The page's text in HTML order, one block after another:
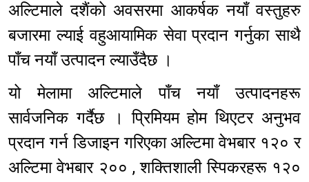
अल्टिमाले दशैंको अवसरमा आकर्षक नयाँ वस्तुहरु
बजारमा ल्याई वहुआयामिक सेवा प्रदान गर्नुका साथै
पाँच नयाँ उत्पादन ल्याउँदैछ ।
यो मेलामा अल्टिमाले पाँच नयाँ उत्पादनहरू
सार्वजनिक गर्दैछ । प्रिमियम होम थिएटर अनुभव
प्रदान गर्न डिजाइन गरिएका अल्टिमा वेभबार १२० र
अल्टिमा वेभबार २०० , शक्तिशाली स्पिकरहरू १२०